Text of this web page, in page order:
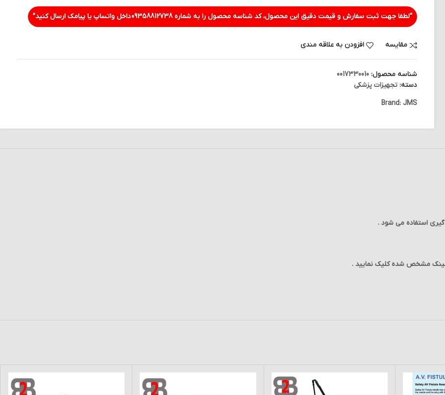
“لطفا جهت ثبت سفارش و قیمت دقیق این محصول، کد شناسه محصول را به شماره09358812738داخل واتساپ یا پیامک ارسال کنید”
مقایسه افزودن به علاقه مندی
شناسه محصول: 0017330010
دسته: تجهیزات پزشکی
Brand: JMS
لینک مشخص شده کلیک نمایید .